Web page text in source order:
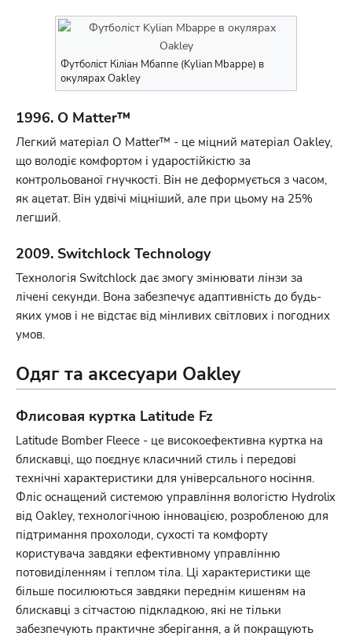
Футболіст Кіліан Мбаппе (Kylian Mbappe) в
окулярах Oakley
1996. O Matter™
Легкий матеріал O Matter™ - це міцний матеріал Oakley,
що володіє комфортом і ударостійкістю за
контрольованої гнучкості. Він не деформується з часом,
як ацетат. Він удвічі міцніший, але при цьому на 25%
легший.
2009. Switchlock Technology
Технологія Switchlock дає змогу змінювати лінзи за
лічені секунди. Вона забезпечує адаптивність до будь-
яких умов і не відстає від мінливих світлових і погодних
умов.
Одяг та аксесуари Oakley
Флисовая куртка Latitude Fz
Latitude Bomber Fleece - це високоефективна куртка на
блискавці, що поєднує класичний стиль і передові
технічні характеристики для універсального носіння.
Фліс оснащений системою управління вологістю Hydrolix
від Oakley, технологічною інновацією, розробленою для
підтримання прохолоди, сухості та комфорту
користувача завдяки ефективному управлінню
потовиділенням і теплом тіла. Ці характеристики ще
більше посилюються завдяки переднім кишеням на
блискавці з сітчастою підкладкою, які не тільки
забезпечують практичне зберігання, а й покращують